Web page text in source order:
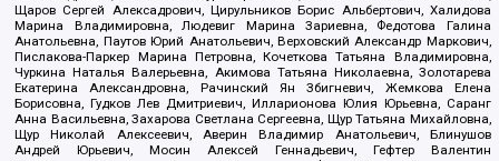
Щаров Сергей Алексадрович, Цирульников Борис Альбертович, Халидова
Марина Владимировна, Людевиг Марина Зариевна, Федотова Галина
Анатольевна, Паутов Юрий Анатольевич, Верховский Александр Маркович,
Пислакова-Паркер Марина Петровна, Кочеткова Татьяна Владимировна,
Чуркина Наталья Валерьевна, Акимова Татьяна Николаевна, Золотарева
Екатерина Александровна, Рачинский Ян Збигневич, Жемкова Елена
Борисовна, Гудков Лев Дмитриевич, Илларионова Юлия Юрьевна, Саранг
Анна Васильевна, Захарова Светлана Сергеевна, Щур Татьяна Михайловна,
Щур Николай Алексеевич, Аверин Владимир Анатольевич, Блинушов
Андрей Юрьевич, Мосин Алексей Геннадьевич, Гефтер Валентин